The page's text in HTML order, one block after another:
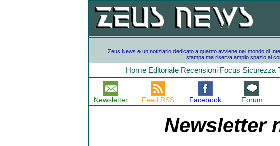
Zeus News è un notiziario dedicato a quanto avviene nel mondo di
stampa ma riserva ampio spazio ai
Home Editoriale Recensioni Focus Sicurezza
Newsletter Feed RSS Facebook Forum
Newsletter